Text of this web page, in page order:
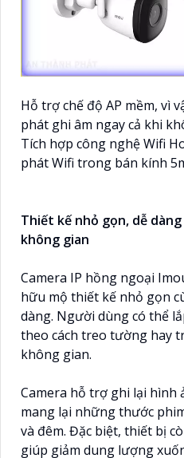
Hỗ trợ chế độ AP mềm, vì
phát ghi âm ngay cả khi
Tích hợp công nghệ Wifi
phát Wifi trong bán kính
Thiết kế nhỏ gọn, dễ
không gian
Camera IP hồng ngoại
hữu mộ thiết kế nhỏ gọn
dàng. Người dùng có thể
theo cách treo tường hay
không gian.
Camera hỗ trợ ghi lại hình
mang lại những thước
và đêm. Đặc biệt, thiết bị
giúp giảm dung lượng